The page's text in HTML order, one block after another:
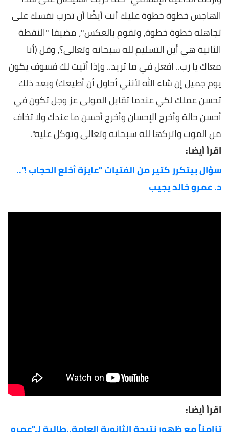
الهاجس خطوة خطوة عليك أنت أيضًا أن تدرب نفسك على
تجاهله خطوة خطوة، وتقوم بالعكس"، مضيفا "النقطة
الثانية هي أين التسليم لله سبحانه وتعالى؟، وقل (أنا
معاك يا رب.. افعل في ما تريد.. وإذا أتيت لك فسوف يكون
يوم جميل إن شاء الله لأنني أحاول أن أطيعك) وبعد ذلك
تحسن عملك لكي عندما تقابل المولى عز وجل تكون في
أحسن حالة وأخرج الإحسان وأخرج أحسن ما عندك ولا تخاف
من الموت واتركها لله سبحانه وتعالى وتوكل عليه".
اقرأ أيضا:
سؤال بيتكرر كتير من الفتيات "عايزة أخلع الحجاب !"..
د. عمرو خالد يجيب
اقرأ أيضا: